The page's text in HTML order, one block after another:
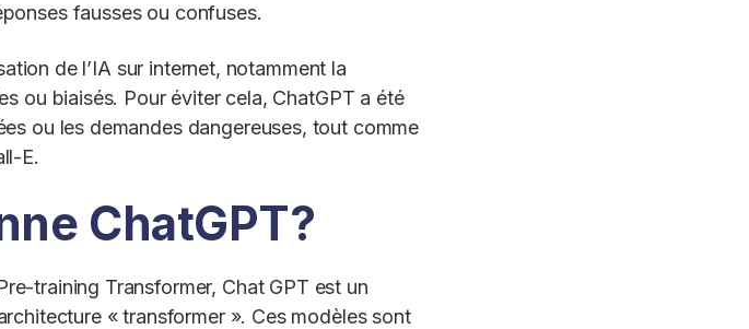
fausses ou confuses.
de l’IA sur internet, notamment la
ou biaisés. Pour éviter cela, ChatGPT a été
ou les demandes dangereuses, tout comme
E.
ChatGPT?
training Transformer, Chat GPT est un
« transformer ». Ces modèles sont